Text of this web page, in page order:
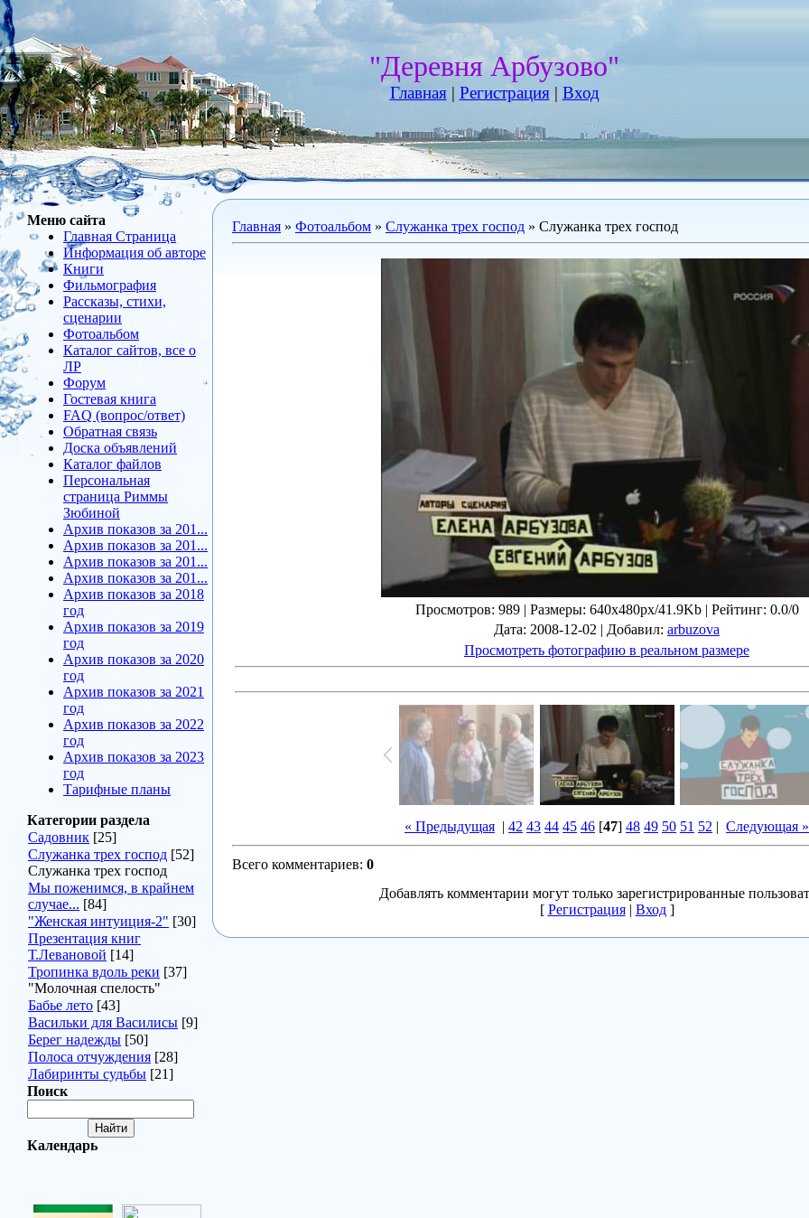
"Деревня Арбузово"
Главная| Регистрация| Вход
Меню сайта
Главная Страница
Информация об авторе
Книги
Фильмография
Рассказы, стихи,
сценарии
Фотоальбом
Каталог сайтов, все о
ЛР
Форум
Гостевая книга
FAQ (вопрос/ответ)
Обратная связь
Доска объявлений
Каталог файлов
Персональная
страница Риммы
Зюбиной
Архив показов за 201...
Архив показов за 201...
Архив показов за 201...
Архив показов за 201...
Архив показов за 2018
год
Архив показов за 2019
год
Архив показов за 2020
год
Архив показов за 2021
год
Архив показов за 2022
год
Архив показов за 2023
год
Тарифные планы
Категории раздела
Садовник [25]
Служанка трех господ [52]
Служанка трех господ
Мы поженимся, в крайнем
случае... [84]
"Женская интуиция-2" [30]
Презентация книг
Т.Левановой [14]
Тропинка вдоль реки [37]
"Молочная спелость"
Бабье лето [43]
Васильки для Василисы [9]
Берег надежды [50]
Полоса отчуждения [28]
Лабиринты судьбы [21]
Поиск
Календарь
Главная » Фотоальбом » Служанка трех господ » Служанка трех господ
Просмотров: 989 | Размеры: 640x480px/41.9Kb | Рейтинг: 0.0/0
Дата: 2008-12-02 | Добавил: arbuzova
Просмотреть фотографию в реальном размере
« Предыдущая | 42 43 44 45 46 [47] 48 49 50 51 52 | Следующая »
Всего комментариев: 0
Добавлять комментарии могут только зарегистрированные
[ Регистрация| Вход]